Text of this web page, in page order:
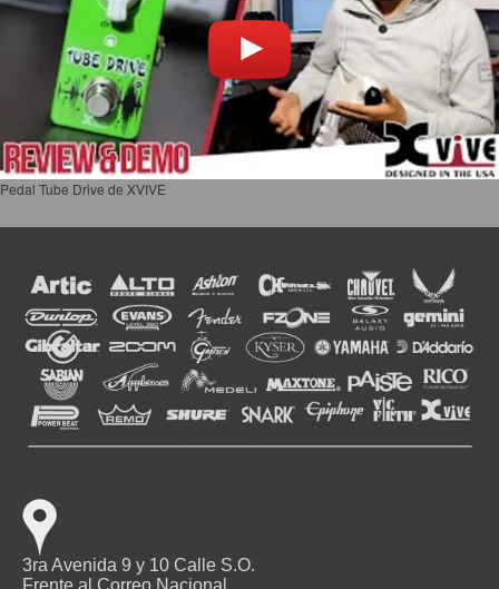
Pedal Tube Drive de XVIVE
3ra Avenida 9 y 10 Calle S.O.
Frente al Correo Nacional